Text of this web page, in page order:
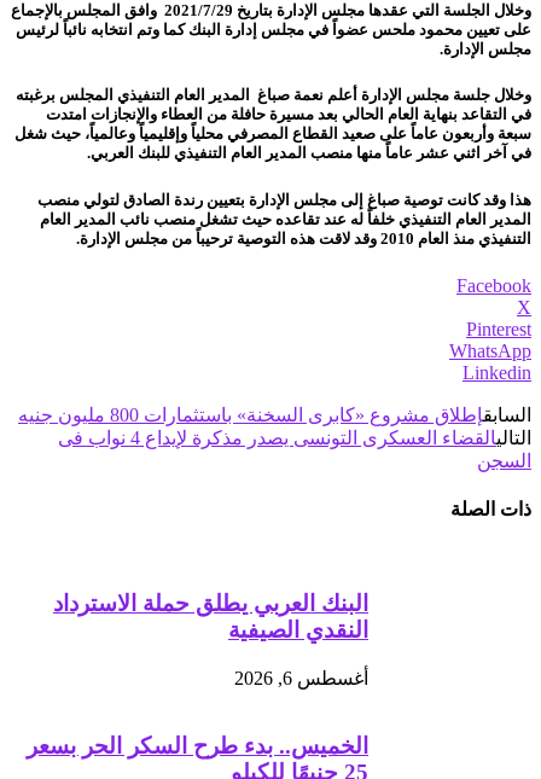
وخلال الجلسة التي عقدها مجلس الإدارة بتاريخ 2021/7/29 وافق المجلس بالإجماع
على تعيين محمود ملحس عضواً في مجلس إدارة البنك كما وتم انتخابه نائباً لرئيس
مجلس الإدارة.
وخلال جلسة مجلس الإدارة أعلم نعمة صباغ المدير العام التنفيذي المجلس برغبته
في التقاعد بنهاية العام الحالي بعد مسيرة حافلة من العطاء والإنجازات امتدت
سبعة وأربعون عاماً على صعيد القطاع المصرفي محلياً وإقليمياً وعالمياً، حيث شغل
في آخر اثني عشر عاماً منها منصب المدير العام التنفيذي للبنك العربي.
هذا وقد كانت توصية صباغ إلى مجلس الإدارة بتعيين رندة الصادق لتولي منصب
المدير العام التنفيذي خلفاً له عند تقاعده حيث تشغل منصب نائب المدير العام
التنفيذي منذ العام 2010 وقد لاقت هذه التوصية ترحيباً من مجلس الإدارة.
Facebook
X
Pinterest
WhatsApp
Linkedin
السابقإطلاق مشروع «كابرى السخنة» باستثمارات 800 مليون جنيه
التالي
القضاء العسكرى التونسى يصدر مذكرة لإيداع 4 نواب فى
السجن
ذات الصلة
البنك العربي يطلق حملة الاسترداد
النقدي الصيفية
أغسطس 6, 2026
الخميس.. بدء طرح السكر الحر بسعر
25 جنيهًا للكيلو